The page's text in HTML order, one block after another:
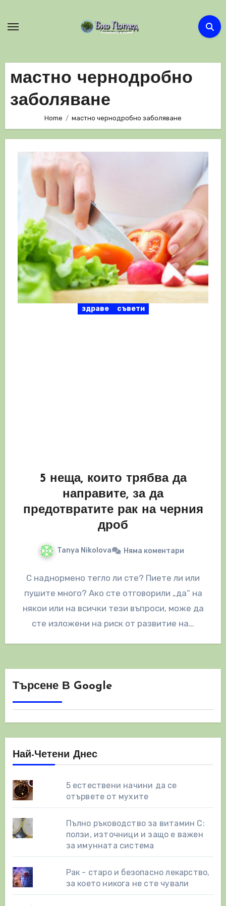
мастно чернодробно
заболяване
Home мастно чернодробно заболяване
здраве съвети
5 неща, които трябва да
направите, за да
предотвратите рак на черния
дроб
Tanya Nikolova Няма коментари
С наднормено тегло ли сте? Пиете ли или
пушите много? Ако сте отговорили „да“ на
някои или на всички тези въпроси, може да
сте изложени на риск от развитие на…
Търсене В Google
Най-Четени Днес
5 естествени начини да се
отървете от мухите
Пълно ръководство за витамин С:
ползи, източници и защо е важен
за имунната система
Рак - старо и безопасно лекарство,
за което никога не сте чували